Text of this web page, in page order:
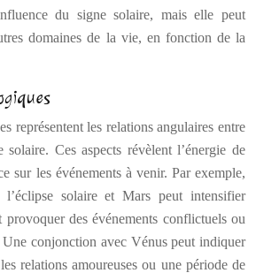
du signe solaire, mais elle peut
domaines de la vie, en fonction de la
représentent les relations angulaires entre
solaire. Ces aspects révèlent l’énergie de
sur les événements à venir. Par exemple,
solaire et Mars peut intensifier
provoquer des événements conflictuels ou
conjonction avec Vénus peut indiquer
relations amoureuses ou une période de